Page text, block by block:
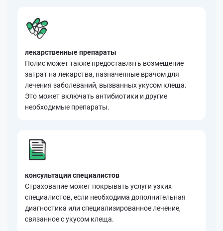
лекарственные препараты
Полис может также предоставлять возмещение
затрат на лекарства, назначенные врачом для
лечения заболеваний, вызванных укусом клеща.
Это может включать антибиотики и другие
необходимые препараты.
консультации специалистов
Страхование может покрывать услуги узких
специалистов, если необходима дополнительная
диагностика или специализированное лечение,
связанное с укусом клеща.